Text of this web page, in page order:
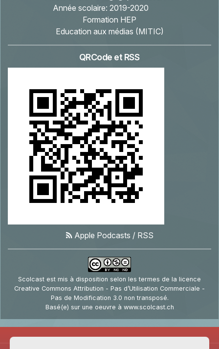
Année scolaire: 2019-2020
Formation HEP
Education aux médias (MITIC)
QRCode et RSS
Apple Podcasts / RSS
Scolcast est mis à disposition selon les termes de la licence
Creative Commons Attribution - Pas d’Utilisation Commerciale -
Pas de Modification 3.0 non transposé.
Basé(e) sur une oeuvre à www.scolcast.ch